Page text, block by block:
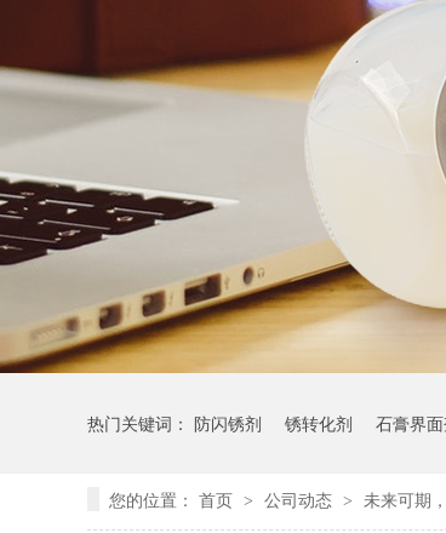
热门关键词： 防闪锈剂 锈转化剂 石膏界
您的位置： 首页 > 公司动态 > 未来可期